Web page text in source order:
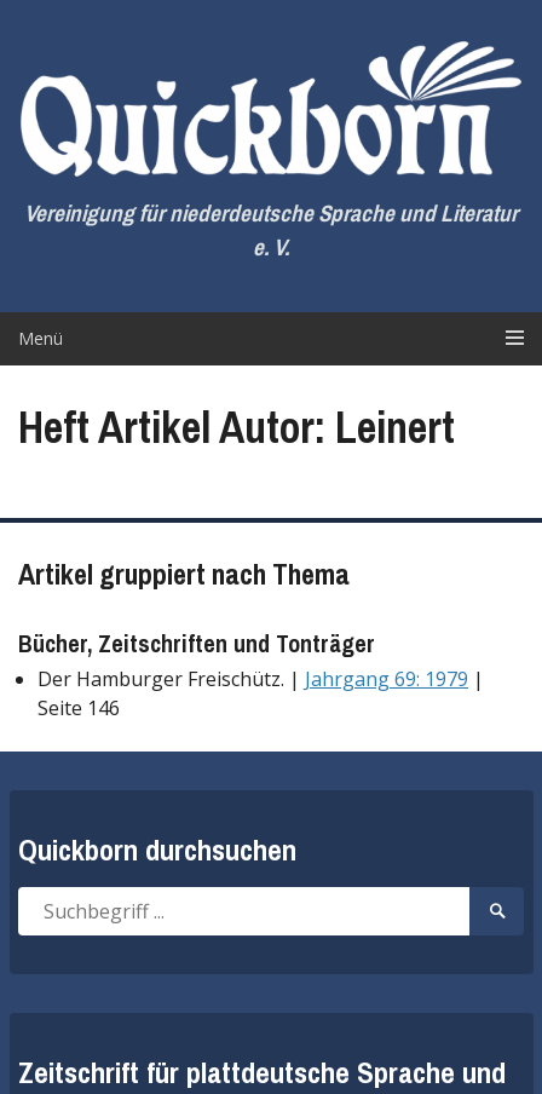
springen
Vereinigung für niederdeutsche Sprache und Literatur
e. V.
Menü
Heft Artikel Autor: Leinert
Artikel gruppiert nach Thema
Bücher, Zeitschriften und Tonträger
Der Hamburger Freischütz. | Jahrgang 69: 1979 |
Seite 146
Quickborn durchsuchen
Suche
nach:
Suche
Zeitschrift für plattdeutsche Sprache und